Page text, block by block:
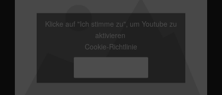
Klicke auf "Ich stimme zu", um Youtube zu
aktivieren
Cookie-Richtlinie